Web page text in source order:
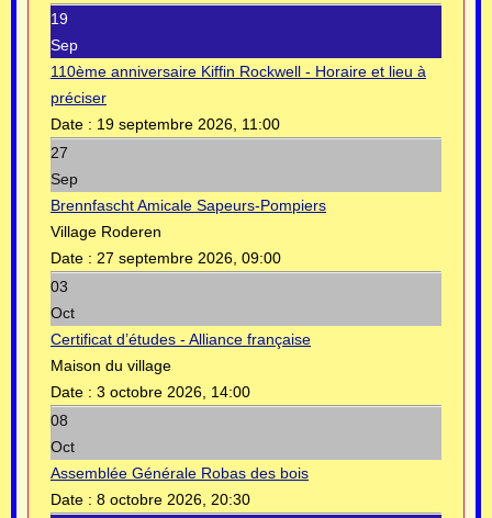
19
Sep
110ème anniversaire Kiffin Rockwell - Horaire et lieu à
préciser
Date : 19 septembre 2026, 11:00
27
Sep
Brennfascht Amicale Sapeurs-Pompiers
Village Roderen
Date : 27 septembre 2026, 09:00
03
Oct
Certificat d’études - Alliance française
Maison du village
Date : 3 octobre 2026, 14:00
08
Oct
Assemblée Générale Robas des bois
Date : 8 octobre 2026, 20:30